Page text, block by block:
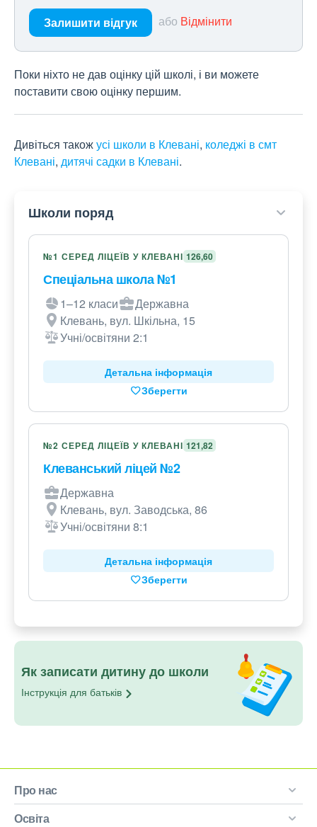
Залишити відгук або Відмінити
Поки ніхто не дав оцінку цій школі, і ви можете
поставити свою оцінку першим.
Дивіться такожусі школи в Клевані, коледжі в смт
Клевані, дитячі садки в Клевані.
Школи поряд
№1 СЕРЕД ЛІЦЕЇВ У КЛЕВАНІ 126,60
Спеціальна школа №1
1–12 класи
Державна
Клевань, вул. Шкільна, 15
Учні/освітяни 2:1
Детальна інформація
Зберегти
№2 СЕРЕД ЛІЦЕЇВ У КЛЕВАНІ 121,82
Клеванський ліцей №2
Державна
Клевань, вул. Заводська, 86
Учні/освітяни 8:1
Детальна інформація
Зберегти
Як записати дитину до школи
Інструкція для батьків
Про нас
Освіта